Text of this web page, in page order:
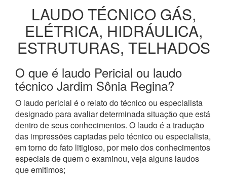
LAUDO TÉCNICO GÁS,
ELÉTRICA, HIDRÁULICA,
ESTRUTURAS, TELHADOS
O que é laudo Pericial ou laudo
técnico Jardim Sônia Regina?
O laudo pericial é o relato do técnico ou especialista
designado para avaliar determinada situação que está
dentro de seus conhecimentos. O laudo é a tradução
das impressões captadas pelo técnico ou especialista,
em torno do fato litigioso, por meio dos conhecimentos
especiais de quem o examinou, veja alguns laudos
que emitimos;